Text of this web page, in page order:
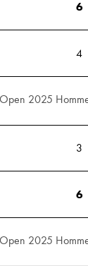
6
4
2025 Homme
3
6
2025 Homme